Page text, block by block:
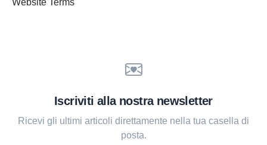
Website Terms
Iscriviti alla nostra newsletter
Ricevi gli ultimi articoli direttamente nella tua casella di
posta.